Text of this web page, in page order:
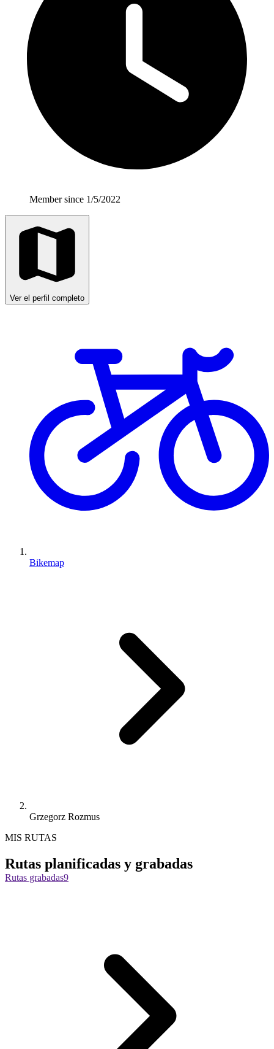
Member since 1/5/2022
Ver el perfil completo
Bikemap
Grzegorz Rozmus
MIS RUTAS
Rutas planificadas y grabadas
Rutas grabadas9